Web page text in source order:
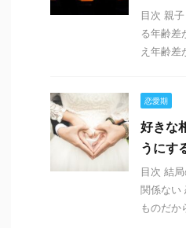
目次 親
る年齢差
え年齢差
恋愛期
好きな
うにす
目次 結
関係ない
ものだか